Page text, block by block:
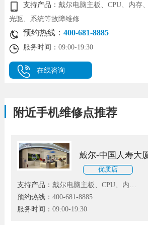
支持产品：戴尔电脑主板、CPU、内存
光驱、系统等故障维修
预约热线：400-681-8885
服务时间：09:00-19:30
在线咨询
附近手机维修点推荐
戴尔-中国人寿大
优质店
支持产品： 戴尔电脑主板、CPU、内
存、显卡、声卡、硬盘、光驱、系统等
故障维修
预约热线： 400-681-8885
服务时间： 09:00-19:30